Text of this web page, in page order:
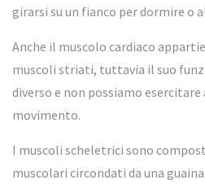
girarsi su un fianco per dormire o
Anche il muscolo cardiaco
muscoli striati, tuttavia il suo
diverso e non possiamo
movimento.
I muscoli scheletrici sono
muscolari circondati da una